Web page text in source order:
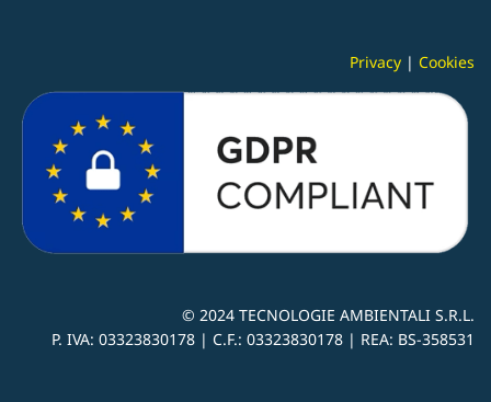
Privacy | Cookies
© 2024 TECNOLOGIE AMBIENTALI S.R.L.
P. IVA: 03323830178 | C.F.: 03323830178 | REA: BS-358531